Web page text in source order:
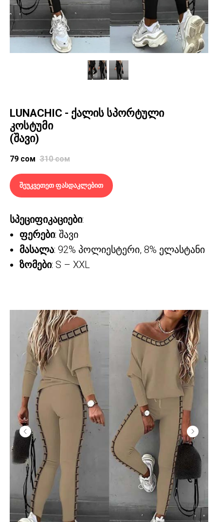
LUNACHIC - ქალის სპორტული
კოსტუმი
(შავი)
79 сом 310 сом
შეუკვეთეთ ფასდაკლებით
სპეციფიკაციები:
ფერები: შავი
მასალა: 92% პოლიესტერი, 8% ელასტანი
ზომები: S – XXL